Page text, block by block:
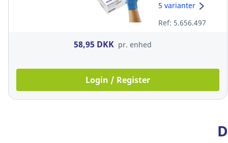
str. XL, pakke a
5 varianter
Ref: 5.656.497
58,95 DKK pr. enhed
Login / Register